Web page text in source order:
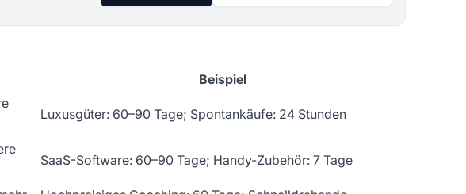
Beispiel
Luxusgüter: 60–90 Tage; Spontankäufe: 24 Stunden
SaaS-Software: 60–90 Tage; Handy-Zubehör: 7 Tage